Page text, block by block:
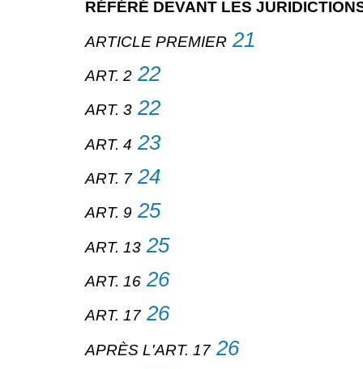
RÉFÉRÉ DEVANT LES
ARTICLE PREMIER 21
ART. 2 22
ART. 3 22
ART. 4 23
ART. 7 24
ART. 9 25
ART. 13 25
ART. 16 26
ART. 17 26
APRÈS L'ART. 17 26